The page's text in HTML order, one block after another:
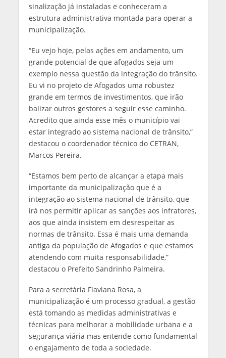
sinalização já instaladas e conheceram a
estrutura administrativa montada para operar a
municipalização.
“Eu vejo hoje, pelas ações em andamento, um
grande potencial de que afogados seja um
exemplo nessa questão da integração do trânsito.
Eu vi no projeto de Afogados uma robustez
grande em termos de investimentos, que irão
balizar outros gestores a seguir esse caminho.
Acredito que ainda esse mês o município vai
estar integrado ao sistema nacional de trânsito,”
destacou o coordenador técnico do CETRAN,
Marcos Pereira.
“Estamos bem perto de alcançar a etapa mais
importante da municipalização que é a
integração ao sistema nacional de trânsito, que
irá nos permitir aplicar as sanções aos infratores,
aos que ainda insistem em desrespeitar as
normas de trânsito. Essa é mais uma demanda
antiga da população de Afogados e que estamos
atendendo com muita responsabilidade,”
destacou o Prefeito Sandrinho Palmeira.
Para a secretária Flaviana Rosa, a
municipalização é um processo gradual, a gestão
está tomando as medidas administrativas e
técnicas para melhorar a mobilidade urbana e a
segurança viária mas entende como fundamental
o engajamento de toda a sociedade.